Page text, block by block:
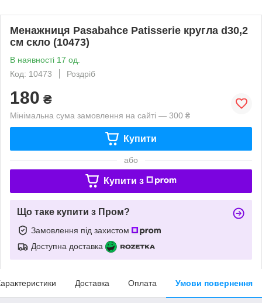
Менажниця Pasabahce Patisserie кругла d30,2
см скло (10473)
В наявності 17 од.
Код: 10473
Роздріб
180 ₴
Мінімальна сума замовлення на сайті — 300 ₴
Купити
або
Купити з
Що таке купити з Пром?
Замовлення під захистом
Доступна доставка
Доставка Оплата Умови повернення